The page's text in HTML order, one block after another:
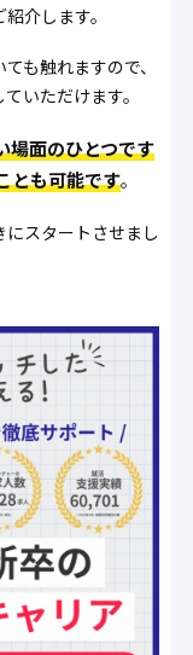
介します。
も触れますので、
いただけます。
場面のひとつです
とも可能です。
スタートさせまし